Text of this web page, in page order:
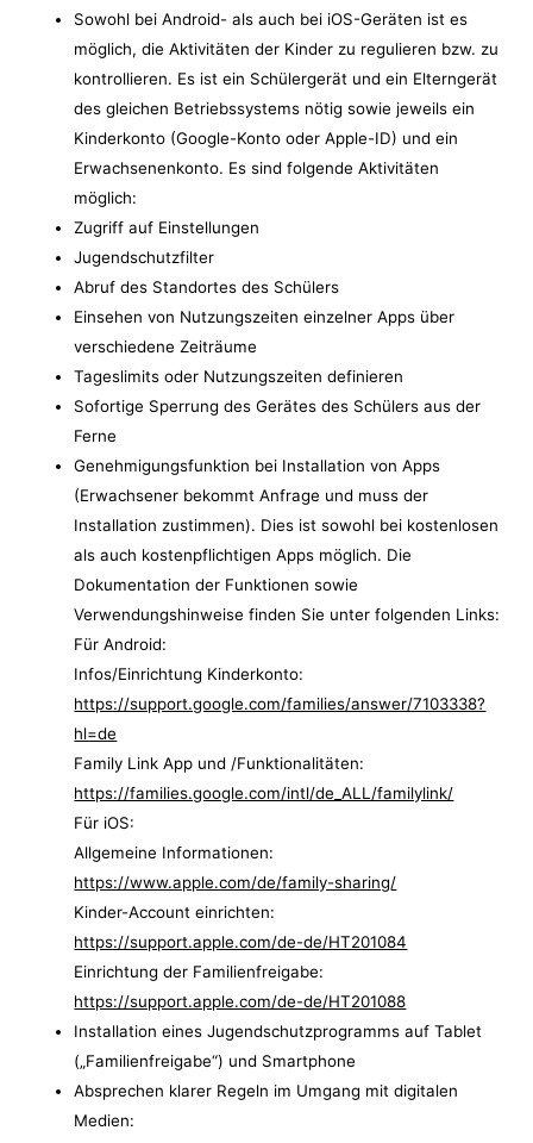
Sowohl bei Android- als auch bei iOS-Geräten ist es
möglich, die Aktivitäten der Kinder zu regulieren bzw. zu
kontrollieren. Es ist ein Schülergerät und ein Elterngerät
des gleichen Betriebssystems nötig sowie jeweils ein
Kinderkonto (Google-Konto oder Apple-ID) und ein
Erwachsenenkonto. Es sind folgende Aktivitäten
möglich:
Zugriff auf Einstellungen
Jugendschutzfilter
Abruf des Standortes des Schülers
Einsehen von Nutzungszeiten einzelner Apps über
verschiedene Zeiträume
Tageslimits oder Nutzungszeiten definieren
Sofortige Sperrung des Gerätes des Schülers aus der
Ferne
Genehmigungsfunktion bei Installation von Apps
(Erwachsener bekommt Anfrage und muss der
Installation zustimmen). Dies ist sowohl bei kostenlosen
als auch kostenpflichtigen Apps möglich. Die
Dokumentation der Funktionen sowie
Verwendungshinweise finden Sie unter folgenden Links:
Für Android:
Infos/Einrichtung Kinderkonto:
https://support.google.com/families/answer/7103338?
hl=de
Family Link App und /Funktionalitäten:
https://families.google.com/intl/de_ALL/familylink/
Für iOS:
Allgemeine Informationen:
https://www.apple.com/de/family-sharing/
Kinder-Account einrichten:
https://support.apple.com/de-de/HT201084
Einrichtung der Familienfreigabe:
https://support.apple.com/de-de/HT201088
Installation eines Jugendschutzprogramms auf Tablet
(„Familienfreigabe“) und Smartphone
Absprechen klarer Regeln im Umgang mit digitalen
Medien: